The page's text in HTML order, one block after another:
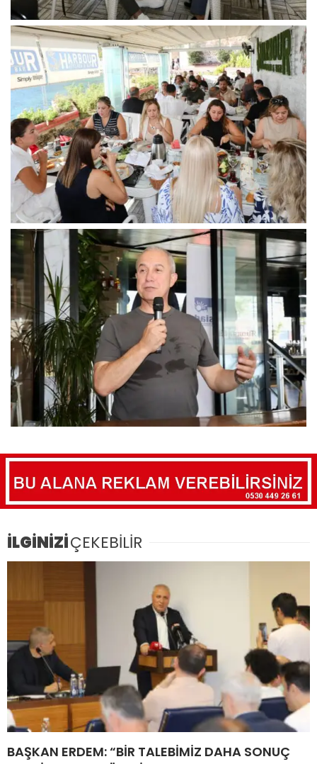
İLGİNİZİÇEKEBİLİR
BAŞKAN ERDEM: “BİR TALEBİMİZ DAHA SONUÇ